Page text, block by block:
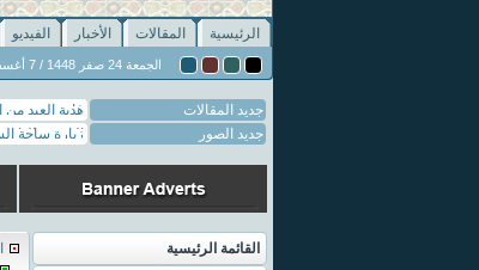
الرئيسية المقالات الأخبار الفيديو
الجمعة 24 صفر 1448 / 7 أغسطس 2026
جديد المقالات
فاس
جديد الصور
الصفحة الثانية
القائمة الرئيسية